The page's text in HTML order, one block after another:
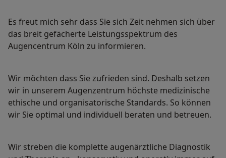
Es freut mich sehr dass Sie sich Zeit nehmen sich über
das breit gefächerte Leistungsspektrum des
Augencentrum Köln zu informieren.
Wir möchten dass Sie zufrieden sind. Deshalb setzen
wir in unserem Augenzentrum höchste medizinische
ethische und organisatorische Standards. So können
wir Sie optimal und individuell beraten und betreuen.
Wir streben die komplette augenärztliche Diagnostik